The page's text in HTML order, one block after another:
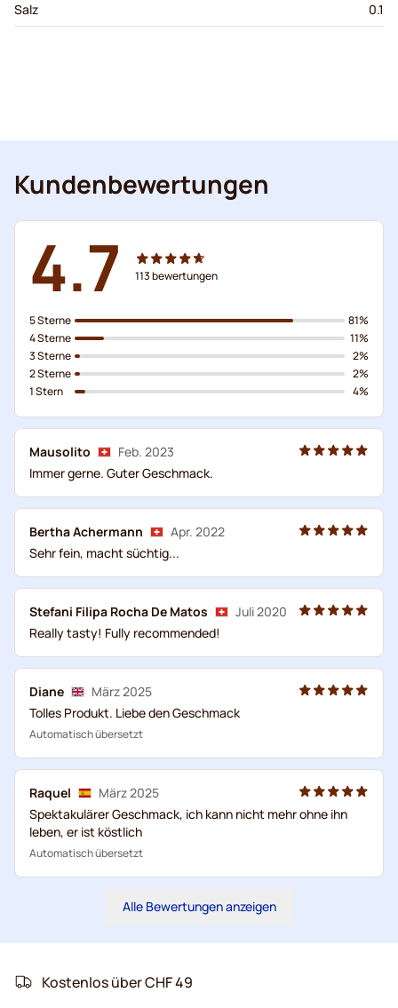
Salz
0.1
Kundenbewertungen
4.7 113bewertungen
5 Sterne
4 Sterne
3 Sterne
2 Sterne
1 Stern
81%
11%
2%
2%
4%
Mausolito
Feb. 2023
Immer gerne. Guter Geschmack.
Bertha Achermann
Apr. 2022
Sehr fein, macht süchtig...
Stefani Filipa Rocha De Matos
Juli 2020
Really tasty! Fully recommended!
Diane
März 2025
Tolles Produkt. Liebe den Geschmack
Automatisch übersetzt
Raquel
März 2025
Spektakulärer Geschmack, ich kann nicht mehr ohne ihn
leben, er ist köstlich
Automatisch übersetzt
Alle Bewertungen anzeigen
Kostenlos über CHF 49